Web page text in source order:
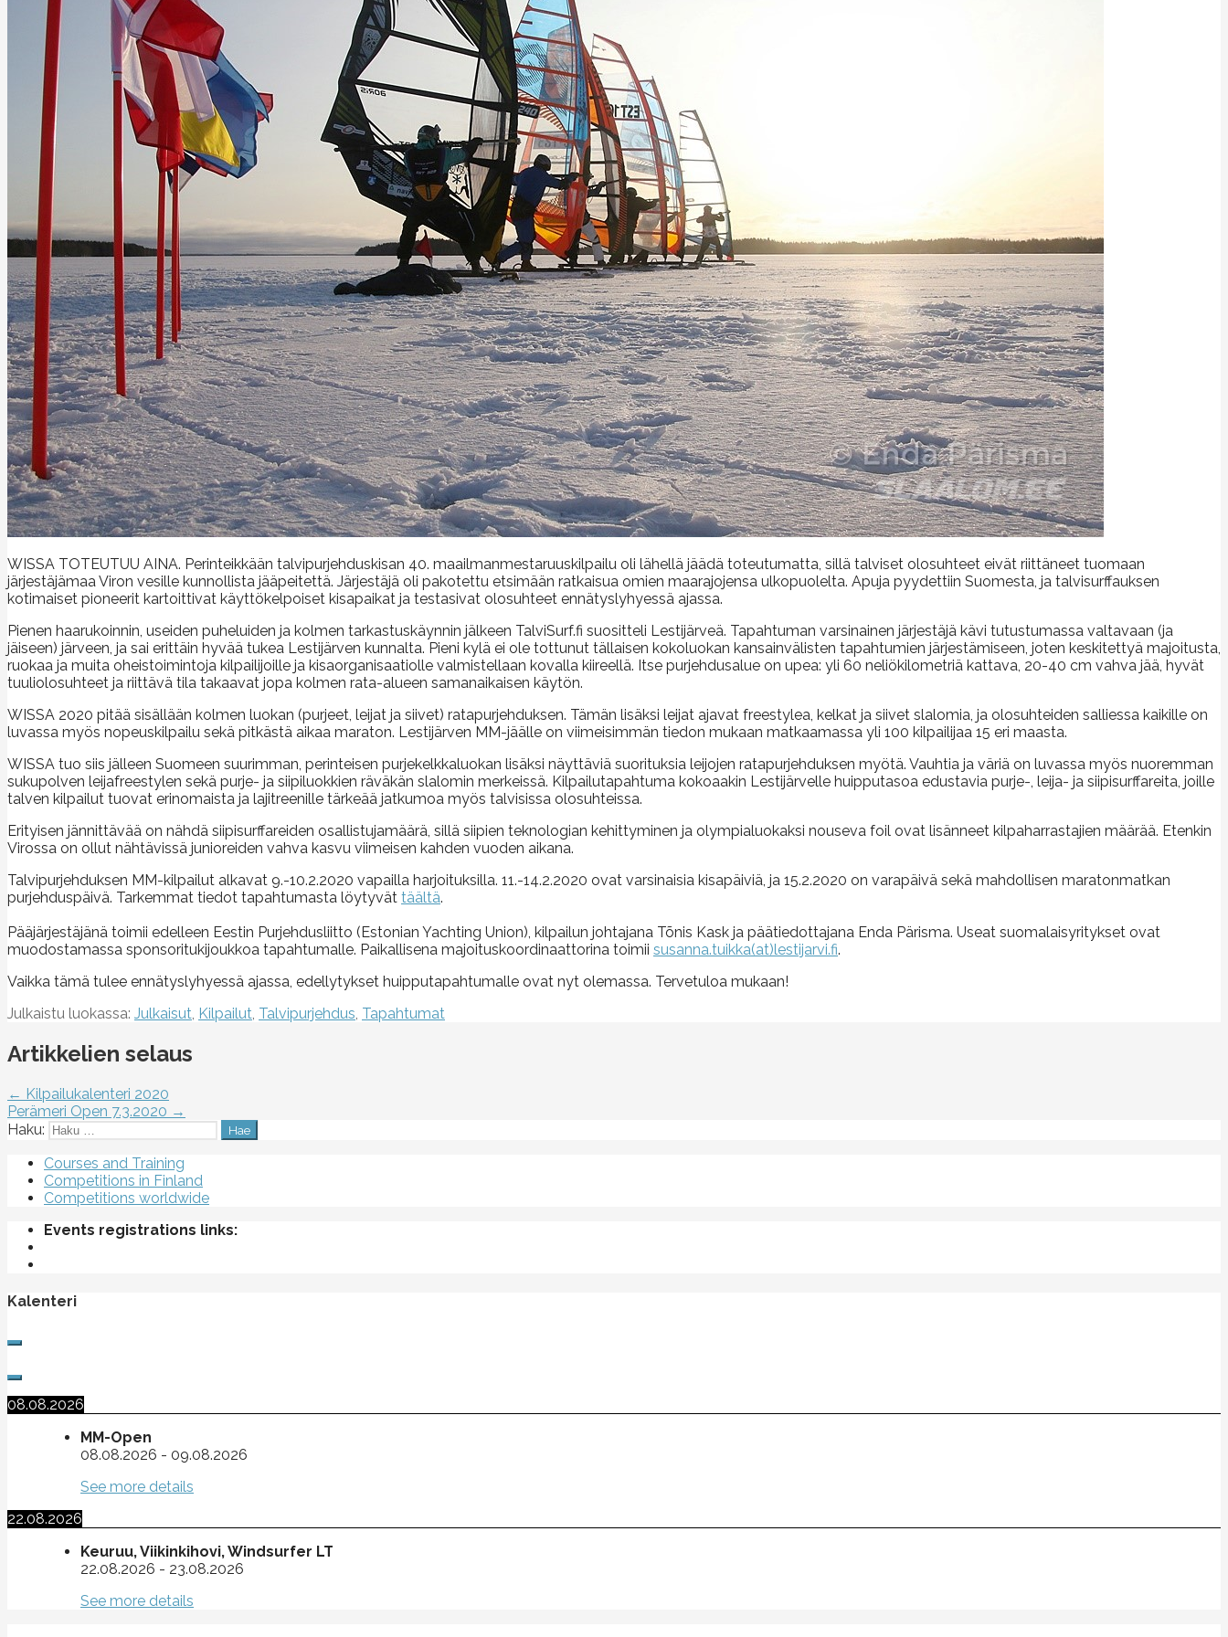
WISSA TOTEUTUU AINA. Perinteikkään talvipurjehduskisan 40. maailmanmestaruuskilpailu oli lähellä jäädä toteutumatta, sillä talviset olosuhteet eivät riittäneet tuomaan
järjestäjämaa Viron vesille kunnollista jääpeitettä. Järjestäjä oli pakotettu etsimään ratkaisua omien maarajojensa ulkopuolelta. Apuja pyydettiin Suomesta, ja talvisurffauksen
kotimaiset pioneerit kartoittivat käyttökelpoiset kisapaikat ja testasivat olosuhteet ennätyslyhyessä ajassa.
Pienen haarukoinnin, useiden puheluiden ja kolmen tarkastuskäynnin jälkeen TalviSurf.fi suositteli Lestijärveä. Tapahtuman varsinainen järjestäjä kävi tutustumassa valtavaan (ja
jäiseen) järveen, ja sai erittäin hyvää tukea Lestijärven kunnalta. Pieni kylä ei ole tottunut tällaisen kokoluokan kansainvälisten tapahtumien järjestämiseen, joten keskitettyä majoitusta,
ruokaa ja muita oheistoimintoja kilpailijoille ja kisaorganisaatiolle valmistellaan kovalla kiireellä. Itse purjehdusalue on upea: yli 60 neliökilometriä kattava, 20-40 cm vahva jää, hyvät
tuuliolosuhteet ja riittävä tila takaavat jopa kolmen rata-alueen samanaikaisen käytön.
WISSA 2020 pitää sisällään kolmen luokan (purjeet, leijat ja siivet) ratapurjehduksen. Tämän lisäksi leijat ajavat freestylea, kelkat ja siivet slalomia, ja olosuhteiden salliessa kaikille on
luvassa myös nopeuskilpailu sekä pitkästä aikaa maraton. Lestijärven MM-jäälle on viimeisimmän tiedon mukaan matkaamassa yli 100 kilpailijaa 15 eri maasta.
WISSA tuo siis jälleen Suomeen suurimman, perinteisen purjekelkkaluokan lisäksi näyttäviä suorituksia leijojen ratapurjehduksen myötä. Vauhtia ja väriä on luvassa myös nuoremman
sukupolven leijafreestylen sekä purje- ja siipiluokkien räväkän slalomin merkeissä. Kilpailutapahtuma kokoaakin Lestijärvelle huipputasoa edustavia purje-, leija- ja siipisurffareita, joille
talven kilpailut tuovat erinomaista ja lajitreenille tärkeää jatkumoa myös talvisissa olosuhteissa.
Erityisen jännittävää on nähdä siipisurffareiden osallistujamäärä, sillä siipien teknologian kehittyminen ja olympialuokaksi nouseva foil ovat lisänneet kilpaharrastajien määrää. Etenkin
Virossa on ollut nähtävissä junioreiden vahva kasvu viimeisen kahden vuoden aikana.
Talvipurjehduksen MM-kilpailut alkavat 9.-10.2.2020 vapailla harjoituksilla. 11.-14.2.2020 ovat varsinaisia kisapäiviä, ja 15.2.2020 on varapäivä sekä mahdollisen maratonmatkan
purjehduspäivä. Tarkemmat tiedot tapahtumasta löytyvät täältä.
Pääjärjestäjänä toimii edelleen Eestin Purjehdusliitto (Estonian Yachting Union), kilpailun johtajana Tõnis Kask ja päätiedottajana Enda Pärisma. Useat suomalaisyritykset ovat
muodostamassa sponsoritukijoukkoa tapahtumalle. Paikallisena majoituskoordinaattorina toimii susanna.tuikka(at)lestijarvi.fi.
Vaikka tämä tulee ennätyslyhyessä ajassa, edellytykset huipputapahtumalle ovat nyt olemassa. Tervetuloa mukaan!
Julkaistu luokassa: Julkaisut Kilpailut Talvipurjehdus Tapahtumat
Artikkelien selaus
← Kilpailukalenteri 2020
Perämeri Open 7.3.2020 →
Haku:
Courses and Training
Competitions in Finland
Competitions worldwide
Events registrations links:
Kalenteri
08.08.2026
MM-Open
08.08.2026 - 09.08.2026
See more details
22.08.2026
Keuruu, Viikinkihovi, Windsurfer LT
22.08.2026 - 23.08.2026
See more details